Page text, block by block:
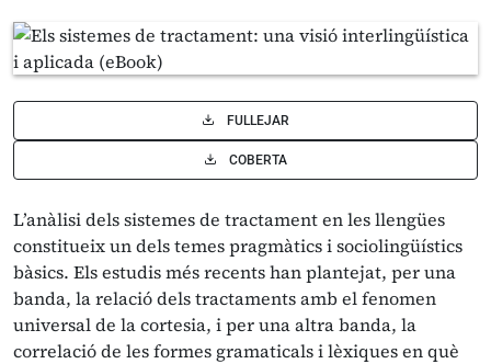
FULLEJAR
COBERTA
L’anàlisi dels sistemes de tractament en les llengües
constitueix un dels temes pragmàtics i sociolingüístics
bàsics. Els estudis més recents han plantejat, per una
banda, la relació dels tractaments amb el fenomen
universal de la cortesia, i per una altra banda, la
correlació de les formes gramaticals i lèxiques en què